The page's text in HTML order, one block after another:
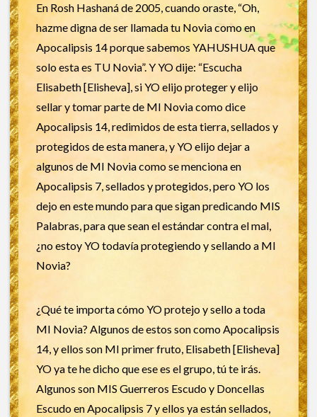
En Rosh Hashaná de 2005, cuando oraste, “Oh,
hazme digna de ser llamada tu Novia como en
Apocalipsis 14 porque sabemos YAHUSHUA que
solo esta es TU Novia”. Y YO dije: “Escucha
Elisabeth [Elisheva], si YO elijo proteger y elijo
sellar y tomar parte de MI Novia como dice
Apocalipsis 14, redimidos de esta tierra, sellados y
protegidos de esta manera, y YO elijo dejar a
algunos de MI Novia como se menciona en
Apocalipsis 7, sellados y protegidos, pero YO los
dejo en este mundo para que sigan predicando MIS
Palabras, para que sean el estándar contra el mal,
¿no estoy YO todavía protegiendo y sellando a MI
Novia?
¿Qué te importa cómo YO protejo y sello a toda
MI Novia? Algunos de estos son como Apocalipsis
14, y ellos son MI primer fruto, Elisabeth [Elisheva]
YO ya te he dicho que ese es el grupo, tú te irás.
Algunos son MIS Guerreros Escudo y Doncellas
Escudo en Apocalipsis 7 y ellos ya están sellados,